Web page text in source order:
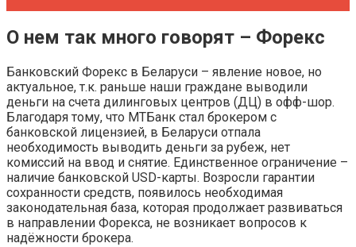
О нем так много говорят – Форекс
Банковский Форекс в Беларуси – явление новое, но
актуальное, т.к. раньше наши граждане выводили
деньги на счета дилинговых центров (ДЦ) в офф-шор.
Благодаря тому, что МТБанк стал брокером с
банковской лицензией, в Беларуси отпала
необходимость выводить деньги за рубеж, нет
комиссий на ввод и снятие. Единственное ограничение –
наличие банковской USD-карты. Возросли гарантии
сохранности средств, появилось необходимая
законодательная база, которая продолжает развиваться
в направлении Форекса, не возникает вопросов к
надёжности брокера.